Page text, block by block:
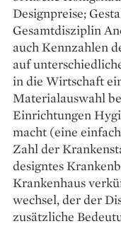
Designpreise;
Gesamtdisziplin
auch ­Kennzahlen
auf
in die Wirtschaft
Materialauswahl
Einrichtungen
macht (eine
Zahl der
design­tes
Krankenhaus
wechsel, der der
zusätzliche